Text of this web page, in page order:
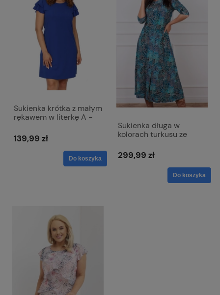
Sukienka krótka z małym
rękawem w literkę A -
139,99 zł
Do koszyka
Sukienka długa w
kolorach turkusu ze
Etna
299,99 zł
Do koszyka